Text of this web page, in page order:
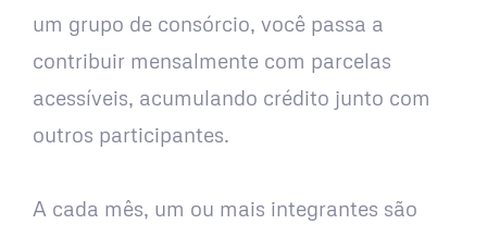
um grupo de consórcio, você passa a
contribuir mensalmente com parcelas
acessíveis, acumulando crédito junto com
outros participantes.
A cada mês, um ou mais integrantes são